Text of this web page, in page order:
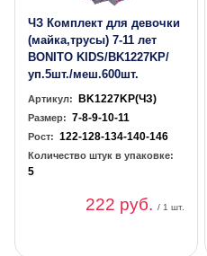
ЧЗ Комплект для девочки
(майка,трусы) 7-11 лет
BONITO KIDS/BK1227KP/
уп.5шт./меш.600шт.
Артикул: BK1227KP(ЧЗ)
Размер: 7-8-9-10-11
Рост: 122-128-134-140-146
Количество штук в упаковке:
5
222 руб./ 1 шт.